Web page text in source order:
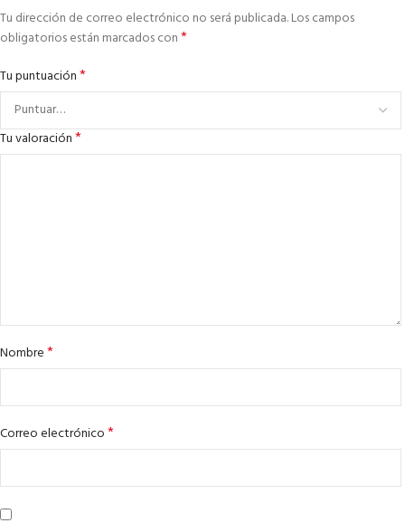
Tu dirección de correo electrónico no será publicada.Los campos
obligatorios están marcados con*
Tu puntuación*
Tu valoración*
Nombre*
Correo electrónico*